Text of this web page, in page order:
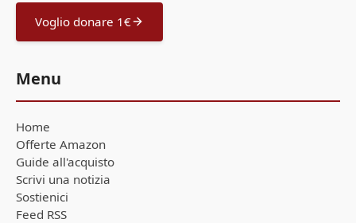
Voglio donare 1€
Menu
Home
Offerte Amazon
Guide all'acquisto
Scrivi una notizia
Sostienici
Feed RSS